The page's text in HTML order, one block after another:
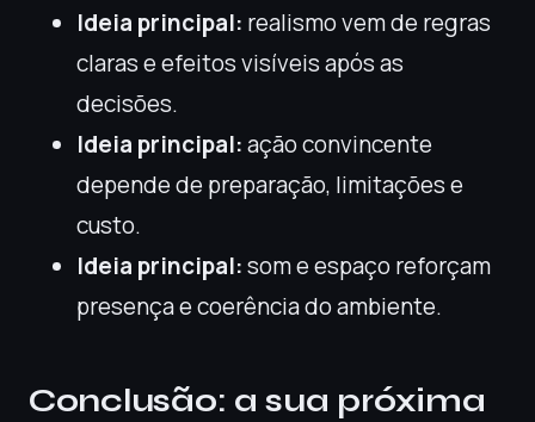
Ideia principal: realismo vem de regras
claras e efeitos visíveis após as
decisões.
Ideia principal:ação convincente
depende de preparação, limitações e
custo.
Ideia principal:som e espaço reforçam
presença e coerência do ambiente.
Conclusão: a sua próxima